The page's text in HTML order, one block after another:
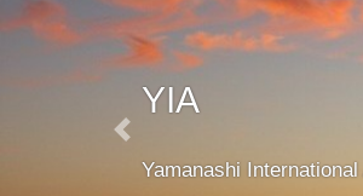
プ
動
YIA
Yamanashi
Previous